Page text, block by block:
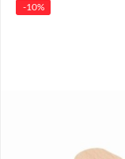
-10%